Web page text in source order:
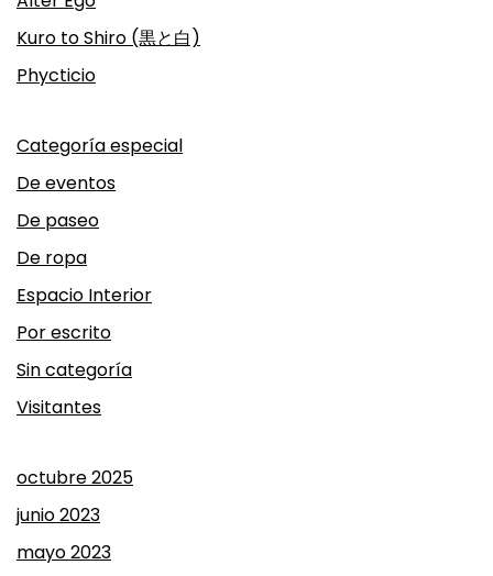
Kuro to Shiro (黒と白)
Phycticio
Categoría especial
De eventos
De paseo
De ropa
Espacio Interior
Por escrito
Sin categoría
Visitantes
octubre 2025
junio 2023
mayo 2023